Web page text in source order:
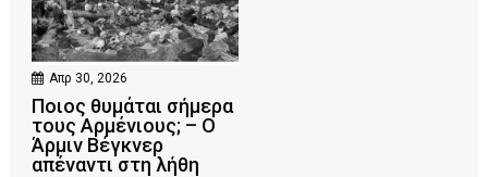
Απρ 30, 2026
Ποιος θυμάται σήμερα
τους Αρμένιους; – Ο
Άρμιν Βέγκνερ
απέναντι στη λήθη